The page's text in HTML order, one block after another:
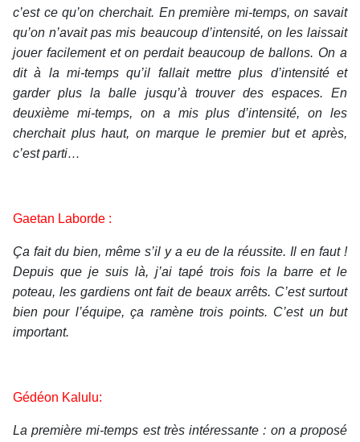
c’est ce qu’on cherchait. En première mi-temps, on savait
qu’on n’avait pas mis beaucoup d’intensité, on les laissait
jouer facilement et on perdait beaucoup de ballons. On a
dit à la mi-temps qu’il fallait mettre plus d’intensité et
garder plus la balle jusqu’à trouver des espaces. En
deuxième mi-temps, on a mis plus d’intensité, on les
cherchait plus haut, on marque le premier but et après,
c’est parti…
Gaetan Laborde :
Ça fait du bien, même s’il y a eu de la réussite. Il en faut !
Depuis que je suis là, j’ai tapé trois fois la barre et le
poteau, les gardiens ont fait de beaux arrêts. C’est surtout
bien pour l’équipe, ça ramène trois points. C’est un but
important.
Gédéon Kalulu:
La première mi-temps est très intéressante : on a proposé